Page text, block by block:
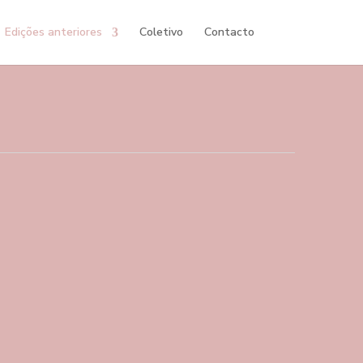
Edições anteriores Coletivo Contacto